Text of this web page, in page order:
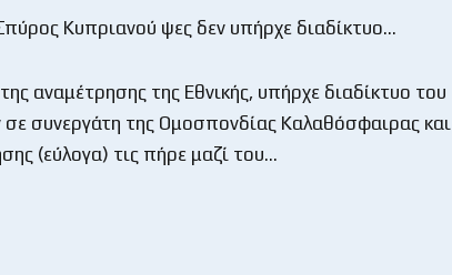
Κυπριανού ψες δεν υπήρχε διαδίκτυο…
αναμέτρησης της Εθνικής, υπήρχε διαδίκτυο του
σε συνεργάτη της Ομοσπονδίας Καλαθόσφαιρας και
(εύλογα) τις πήρε μαζί του…